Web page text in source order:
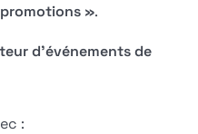
».
d'événements de
: